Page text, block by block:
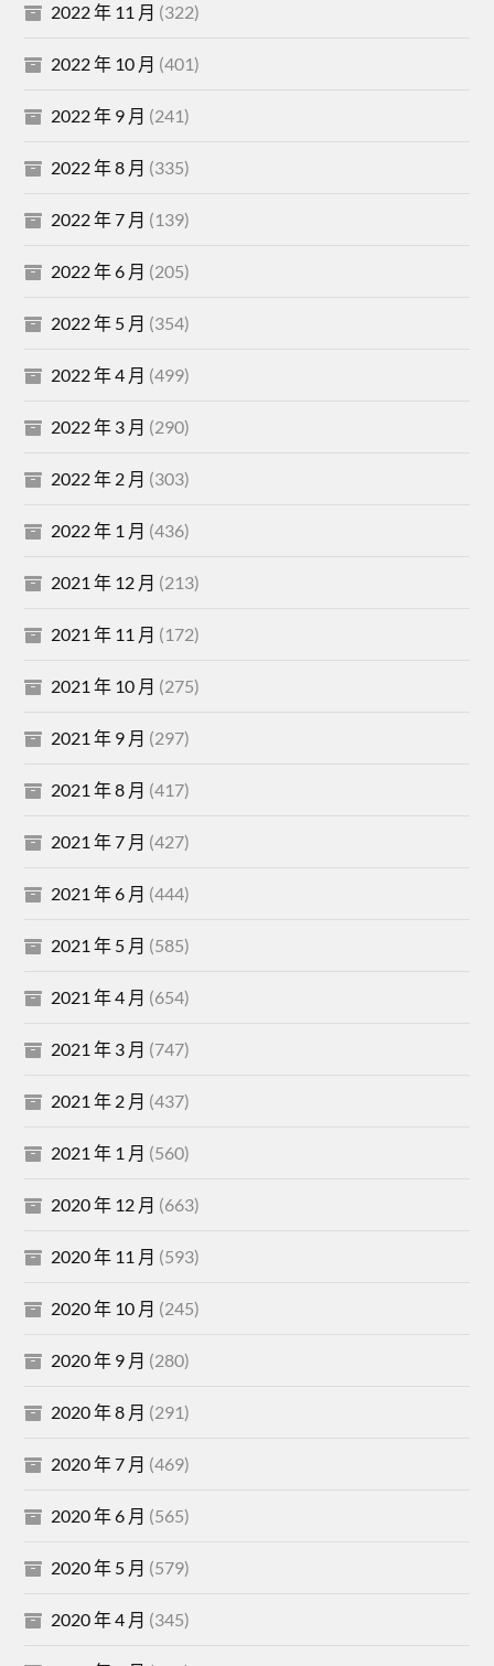
2022 年 11 月 (322)
2022 年 10 月 (401)
2022 年 9 月 (241)
2022 年 8 月 (335)
2022 年 7 月 (139)
2022 年 6 月 (205)
2022 年 5 月 (354)
2022 年 4 月 (499)
2022 年 3 月 (290)
2022 年 2 月 (303)
2022 年 1 月 (436)
2021 年 12 月 (213)
2021 年 11 月 (172)
2021 年 10 月 (275)
2021 年 9 月 (297)
2021 年 8 月 (417)
2021 年 7 月 (427)
2021 年 6 月 (444)
2021 年 5 月 (585)
2021 年 4 月 (654)
2021 年 3 月 (747)
2021 年 2 月 (437)
2021 年 1 月 (560)
2020 年 12 月 (663)
2020 年 11 月 (593)
2020 年 10 月 (245)
2020 年 9 月 (280)
2020 年 8 月 (291)
2020 年 7 月 (469)
2020 年 6 月 (565)
2020 年 5 月 (579)
2020 年 4 月 (345)